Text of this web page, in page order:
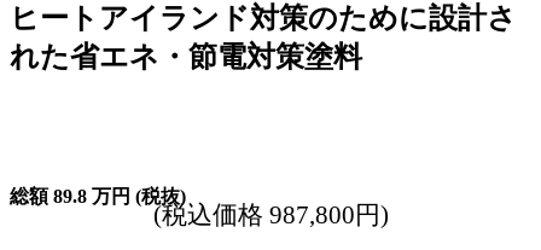
ヒートアイランド対策のために設計さ
れた省エネ・節電対策塗料
総額89.8 万円 (税抜)
(税込価格 987,800円)